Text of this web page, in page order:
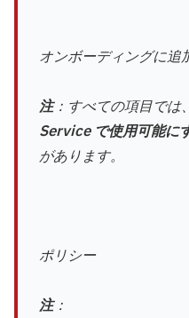
オンボーディングに追
注：すべての項目では
Service で使用可能に
があります。
ポリシー
注：